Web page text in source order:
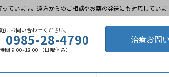
います。遠方からのご相談やお薬の発送にも対応していま
にお問い合わせください。
0985-28-4790
間 9:00~18:00 （日曜休み）
治療お問